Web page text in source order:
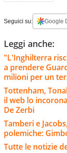
Seguici su: Google
Leggi anche:
"L'Inghilterra
a prendere
milioni per un
Tottenham,
il web lo
De Zerbi
Tamberi e
polemiche:
Tutte le notizie